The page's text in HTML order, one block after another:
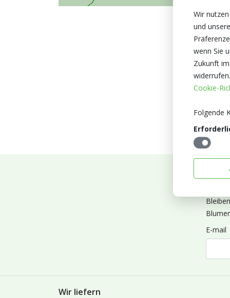
E-mail
Wir liefern
Wir
und
wenn Sie
Zukunft
Cookie-
Folgende